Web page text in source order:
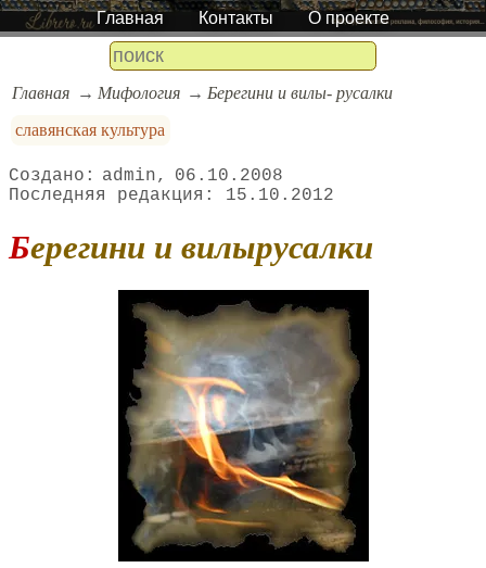
Главная Контакты О проекте
Главная Мифология
Берегини и вилы- русалки
славянская культура
admin
06.10.2008
15.10.2012
Берегини и вилырусалки